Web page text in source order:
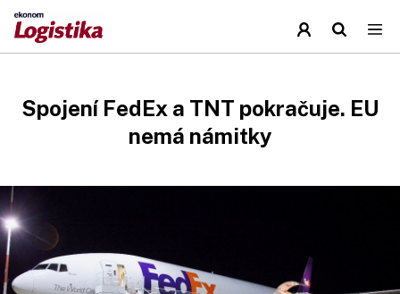
Spojení FedEx a TNT pokračuje. EU
nemá námitky